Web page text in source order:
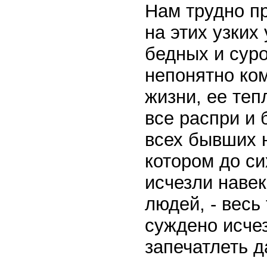
Нам трудно
на этих
бедных и
непонятно
жизни, ее
все распри и
всех бывших
котором до
исчезли
людей, - весь
суждено
запечатлеть